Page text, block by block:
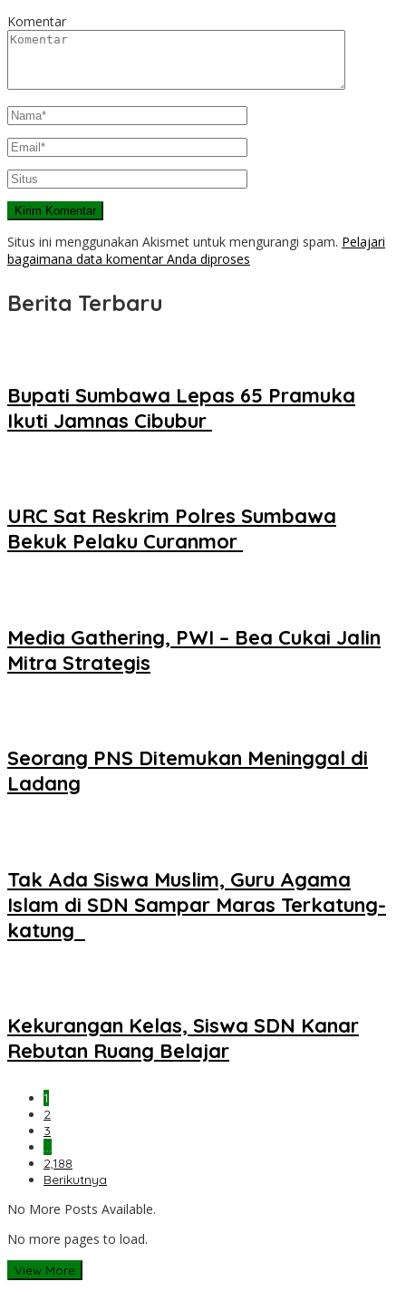
Komentar
Situs ini menggunakan Akismet untuk mengurangi spam. Pelajari
bagaimana data komentar Anda diproses
Berita Terbaru
Bupati Sumbawa Lepas 65 Pramuka
Ikuti Jamnas Cibubur ‎
URC Sat Reskrim Polres Sumbawa
Bekuk Pelaku Curanmor ‎
Media Gathering, PWI – Bea Cukai Jalin
Mitra Strategis
Seorang PNS Ditemukan Meninggal di
Ladang
Tak Ada Siswa Muslim, Guru Agama
Islam di SDN Sampar Maras Terkatung-
katung ‎
Kekurangan Kelas, Siswa SDN Kanar
Rebutan Ruang Belajar
1
2
3
…
2,188
Berikutnya
No More Posts Available.
No more pages to load.
View More